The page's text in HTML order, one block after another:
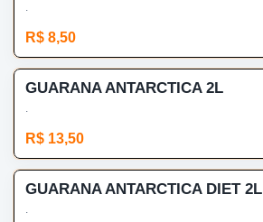
.
R$ 8,50
GUARANA ANTARCTICA 2L
.
R$ 13,50
GUARANA ANTARCTICA DIET 2L
.